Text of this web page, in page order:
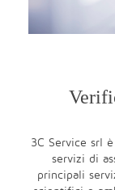
3C Service srl
servizi di
principali